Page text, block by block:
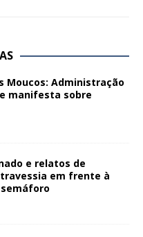
Moucos: Administração
manifesta sobre
e relatos de
em frente à
semáforo